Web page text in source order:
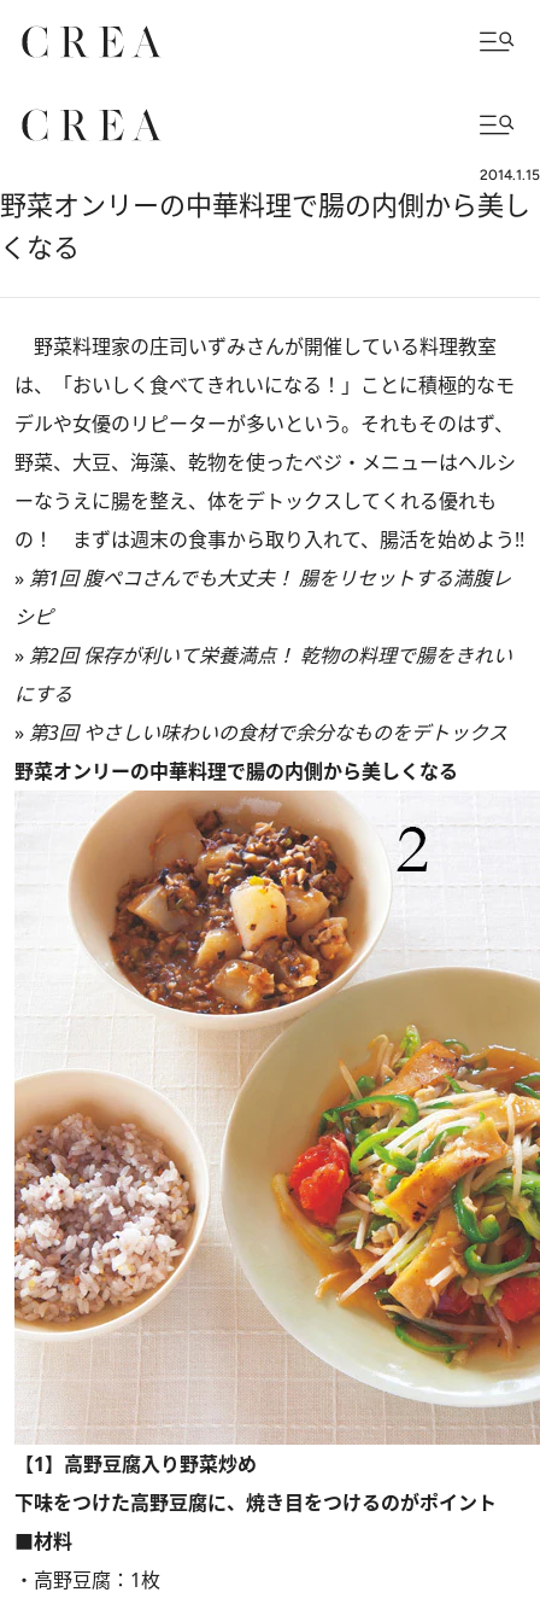
2014.1.15
野菜オンリーの中華料理で腸の内側から美し
くなる
野菜料理家の庄司いずみさんが開催している料理教室
は、「おいしく食べてきれいになる！」ことに積極的なモ
デルや女優のリピーターが多いという。それもそのはず、
野菜、大豆、海藻、乾物を使ったベジ・メニューはヘルシ
ーなうえに腸を整え、体をデトックスしてくれる優れも
の！ まずは週末の食事から取り入れて、腸活を始めよう!!
» 第1回 腹ペコさんでも大丈夫！ 腸をリセットする満腹レ
シピ
» 第2回 保存が利いて栄養満点！ 乾物の料理で腸をきれい
にする
» 第3回 やさしい味わいの食材で余分なものをデトックス
野菜オンリーの中華料理で腸の内側から美しくなる
【1】高野豆腐入り野菜炒め
下味をつけた高野豆腐に、焼き目をつけるのがポイント
■材料
・高野豆腐：1枚